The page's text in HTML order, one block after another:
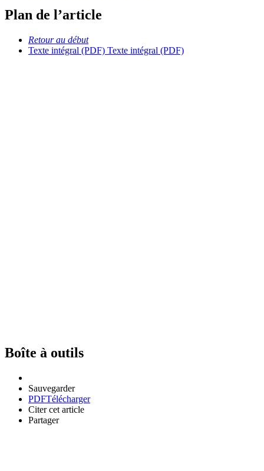
Plan de l’article
Retour au début
Texte intégral (PDF) Texte intégral (PDF)
Boîte à outils
Sauvegarder
PDFTélécharger
Citer cet article
Partager